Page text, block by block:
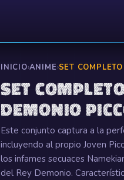
INICIO›ANIME›SET
SET
DEMONIO
Este conjunto captura a la
incluyendo al propio Joven
los infames secuaces
del Rey Demonio.